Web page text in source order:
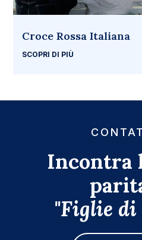
Croce Rossa Italiana
SCOPRI DI PIÙ
Incontra
"Figlie di